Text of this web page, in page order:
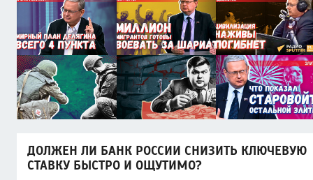
ДОЛЖЕН ЛИ БАНК РОССИИ СНИЗИТЬ КЛЮЧЕВУЮ
СТАВКУ БЫСТРО И ОЩУТИМО?